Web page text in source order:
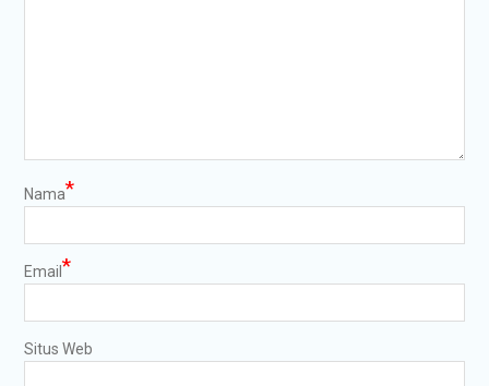
Nama*
Email*
Situs Web